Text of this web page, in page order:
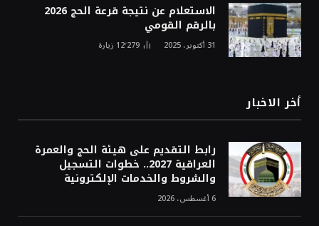
الاستعلام عن نتيجة قرعة الحج 2026
بالرقم القومي
31 أكتوبر، 2025 12٬279 زيارة
أخر الاخبار
رابط التقديم على هيئة الحج والعمرة
العراقية 2027.. خطوات التسجيل
والشروط والخدمات الإلكترونية
6 أغسطس، 2026